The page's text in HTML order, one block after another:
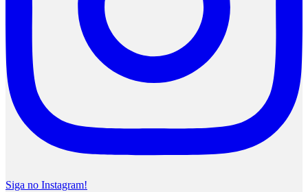
Siga no Instagram!